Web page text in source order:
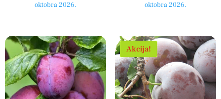
oktobra 2026.
oktobra 2026.
Akcija!